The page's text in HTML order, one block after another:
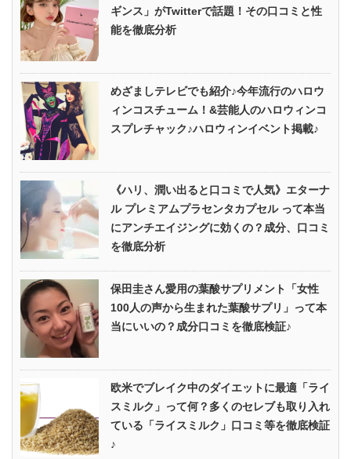
ギンス」がTwitterで話題！その口コミと性
能を徹底分析
めざましテレビでも紹介♪今年流行のハロウ
ィンコスチューム！&芸能人のハロウィンコ
スプレチャック♪ハロウィンイベント掲載♪
《ハリ、潤い出ると口コミで人気》エターナ
ル プレミアムプラセンタカプセル って本当
にアンチエイジングに効くの？成分、口コミ
を徹底分析
保田圭さん愛用の葉酸サプリメント「女性
100人の声から生まれた葉酸サプリ」って本
当にいいの？成分口コミを徹底検証♪
欧米でブレイク中のダイエットに最適「ライ
スミルク」って何？多くのセレブも取り入れ
ている「ライスミルク」口コミ等を徹底検証
♪